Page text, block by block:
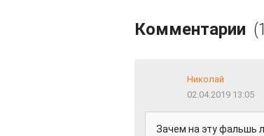
Комментарии
Николай
02.04.2019 13:05
Зачем на эту фальшь